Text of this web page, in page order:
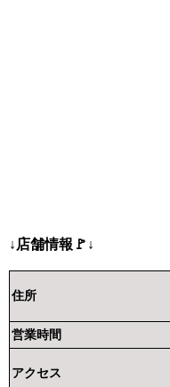
↓店舗情報🚩↓
住所
営業時間
アクセス